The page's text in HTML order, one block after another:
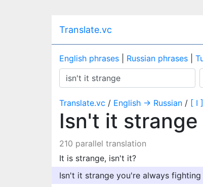
Translate.vc
English phrases Russian phrases
Translate.vc / English → Russian / [ I ]
Isn't it strange
210 parallel translation
It is strange, isn't it?
Isn't it strange you're always